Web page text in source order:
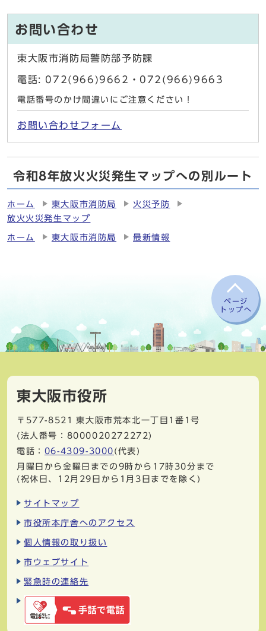
お問い合わせ
東大阪市消防局警防部予防課
電話: 072(966)9662・072(966)9663
電話番号のかけ間違いにご注意ください！
お問い合わせフォーム
令和8年放火火災発生マップへの別ルート
ホーム 東大阪市消防局
火災予防
放火火災発生マップ
ホーム 東大阪市消防局 最新情報
ページ
トップへ
東大阪市役所
〒577-8521
東大阪市荒本北一丁目1番1号
(法人番号：8000020272272)
電話： 06-4309-3000 (代表)
月曜日から金曜日までの9時から17時30分まで
(祝休日、12月29日から1月3日までを除く)
サイトマップ
市役所本庁舎へのアクセス
個人情報の取り扱い
市ウェブサイト
緊急時の連絡先